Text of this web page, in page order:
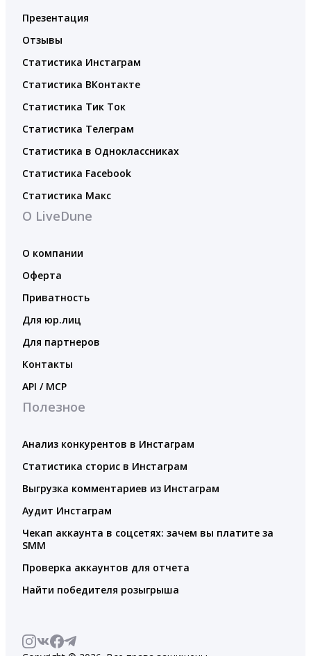
Презентация
Отзывы
Статистика Инстаграм
Статистика ВКонтакте
Статистика Тик Ток
Статистика Телеграм
Статистика в Одноклассниках
Статистика Facebook
Статистика Макс
О LiveDune
О компании
Оферта
Приватность
Для юр.лиц
Для партнеров
Контакты
API / MCP
Полезное
Анализ конкурентов в Инстаграм
Статистика сторис в Инстаграм
Выгрузка комментариев из Инстаграм
Аудит Инстаграм
Чекап аккаунта в соцсетях: зачем вы платите за
SMM
Проверка аккаунтов для отчета
Найти победителя розыгрыша